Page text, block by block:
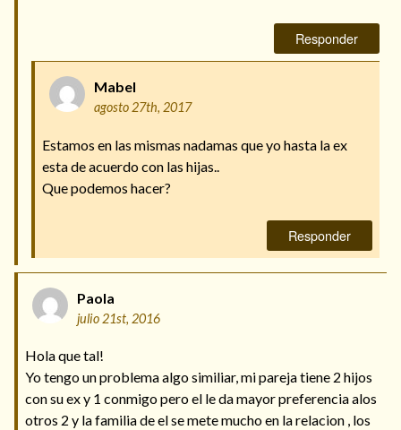
Responder
Mabel
agosto 27th, 2017
Estamos en las mismas nadamas que yo hasta la ex
esta de acuerdo con las hijas..
Que podemos hacer?
Responder
Paola
julio 21st, 2016
Hola que tal!
Yo tengo un problema algo similiar, mi pareja tiene 2 hijos
con su ex y 1 conmigo pero el le da mayor preferencia alos
otros 2 y la familia de el se mete mucho en la relacion , los